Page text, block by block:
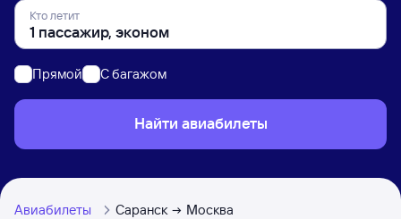
Кто летит
Прямой C багажом
Найти авиабилеты
Авиабилеты Саранск Москва